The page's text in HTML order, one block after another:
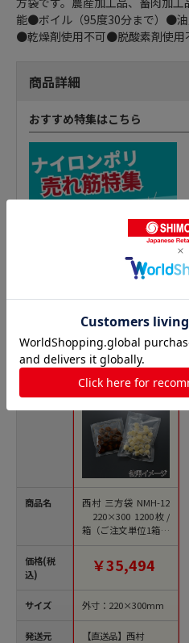
能●ボイル（95度30分まで）●
●乾燥剤使用不可●脱酸素剤使
商品詳細
おすすめ特集はこちら
ナイロンポリ 三方袋 ノンバ
商品名
価格(税
込)
サイズ
発送元
西村 三方袋 NMH-12
220×300 1200枚/
箱（ご注文単位1箱）
【直送品】
￥35,494
外寸：220×300mm
【直送品】西村